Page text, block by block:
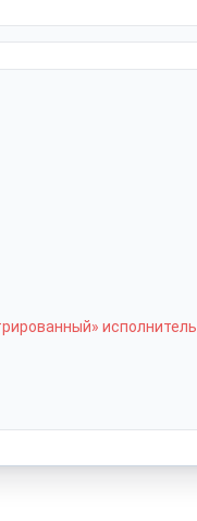
исполнитель